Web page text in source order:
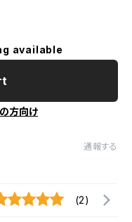
available
方向け
通報する
(2)